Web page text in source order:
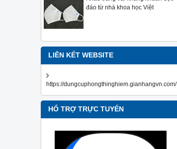
đáo từ nhà khoa học Việt
LIÊN KẾT WEBSITE
https://dungcuphongthinghiem.gianhangvn.com/
HỔ TRỢ TRỰC TUYẾN